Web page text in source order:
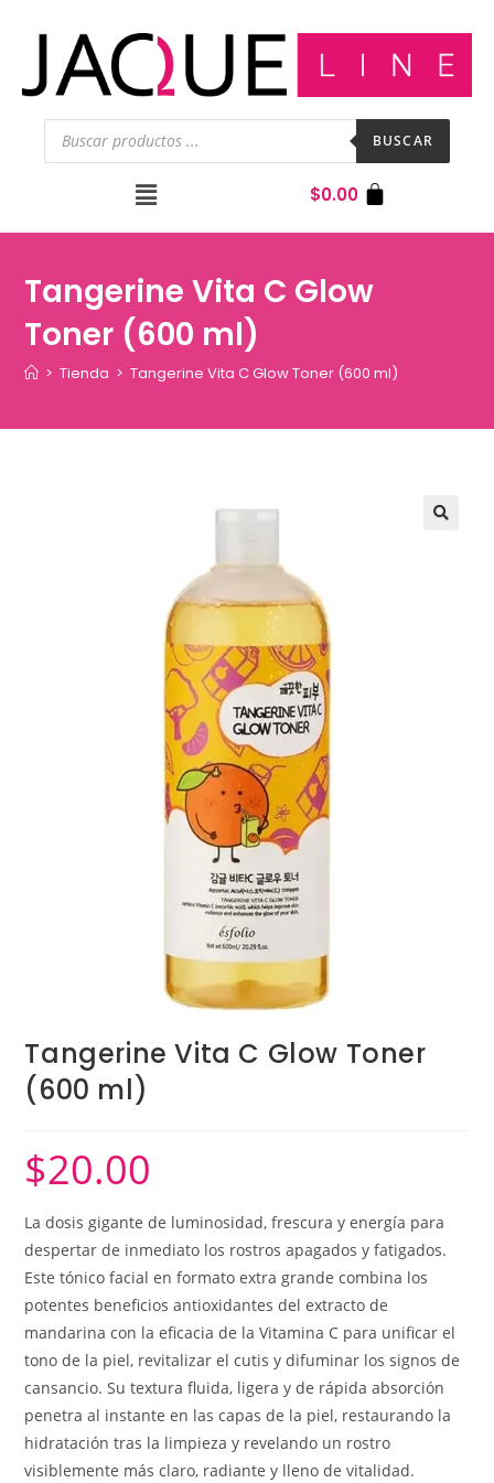
BUSCAR
$0.00
Tangerine Vita C Glow
Toner (600 ml)
> Tienda > Tangerine Vita C Glow Toner (600 ml)
Tangerine Vita C Glow Toner
(600 ml)
$20.00
La dosis gigante de luminosidad, frescura y energía para
despertar de inmediato los rostros apagados y fatigados.
Este tónico facial en formato extra grande combina los
potentes beneficios antioxidantes del extracto de
mandarina con la eficacia de la Vitamina C para unificar el
tono de la piel, revitalizar el cutis y difuminar los signos de
cansancio. Su textura fluida, ligera y de rápida absorción
penetra al instante en las capas de la piel, restaurando la
hidratación tras la limpieza y revelando un rostro
visiblemente más claro, radiante y lleno de vitalidad.